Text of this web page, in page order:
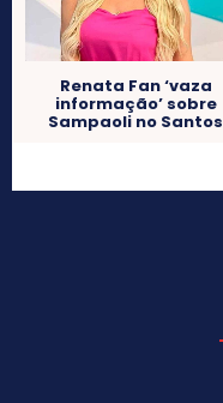
Renata Fan ‘vaza
informação’ sobre
Sampaoli no Santos